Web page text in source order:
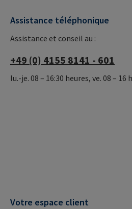
Assistance téléphonique
Assistance et conseil au :
+49 (0) 4155 8141 - 601
lu.-je. 08 – 16:30 heures, ve. 08 – 16
Votre espace client